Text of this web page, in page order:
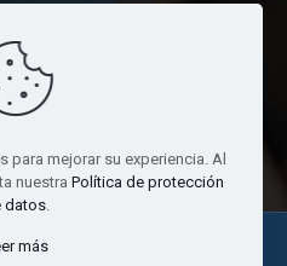
mejorar su experiencia. Al
nuestra Política de protección
datos.
más